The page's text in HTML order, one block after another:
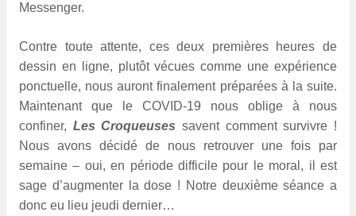
Messenger.
Contre toute attente, ces deux premières heures de
dessin en ligne, plutôt vécues comme une expérience
ponctuelle, nous auront finalement préparées à la suite.
Maintenant que le COVID-19 nous oblige à nous
confiner, Les Croqueuses savent comment survivre !
Nous avons décidé de nous retrouver une fois par
semaine – oui, en période difficile pour le moral, il est
sage d’augmenter la dose ! Notre deuxième séance a
donc eu lieu jeudi dernier…